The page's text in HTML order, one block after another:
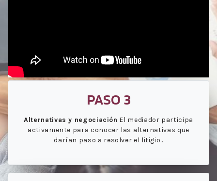
PASO 3
Alternativas y negociación El mediador participa
activamente para conocer las alternativas que
darían paso a resolver el litigio..